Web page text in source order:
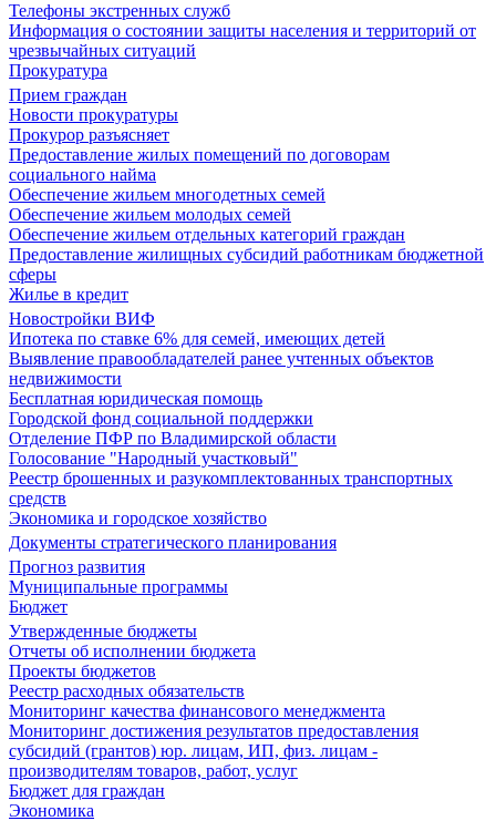
Телефоны экстренных служб
Информация о состоянии защиты населения и территорий от
чрезвычайных ситуаций
Прокуратура
Прием граждан
Новости прокуратуры
Прокурор разъясняет
Предоставление жилых помещений по договорам
социального найма
Обеспечение жильем многодетных семей
Обеспечение жильем молодых семей
Обеспечение жильем отдельных категорий граждан
Предоставление жилищных субсидий работникам бюджетной
сферы
Жилье в кредит
Новостройки ВИФ
Ипотека по ставке 6% для семей, имеющих детей
Выявление правообладателей ранее учтенных объектов
недвижимости
Бесплатная юридическая помощь
Городской фонд социальной поддержки
Отделение ПФР по Владимирской области
Голосование "Народный участковый"
Реестр брошенных и разукомплектованных транспортных
средств
Экономика и городское хозяйство
Документы стратегического планирования
Прогноз развития
Муниципальные программы
Бюджет
Утвержденные бюджеты
Отчеты об исполнении бюджета
Проекты бюджетов
Реестр расходных обязательств
Мониторинг качества финансового менеджмента
Мониторинг достижения результатов предоставления
субсидий (грантов) юр. лицам, ИП, физ. лицам -
производителям товаров, работ, услуг
Бюджет для граждан
Экономика